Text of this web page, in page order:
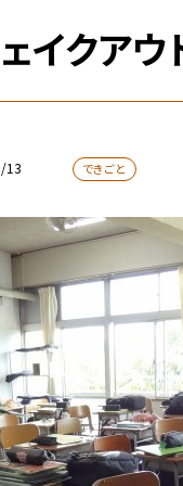
イクア
13 できごと